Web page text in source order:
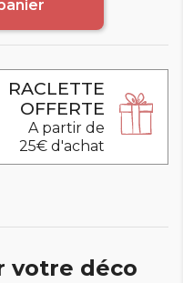
RACLETTE
OFFERTE
A partir de
25€ d'achat
votre déco